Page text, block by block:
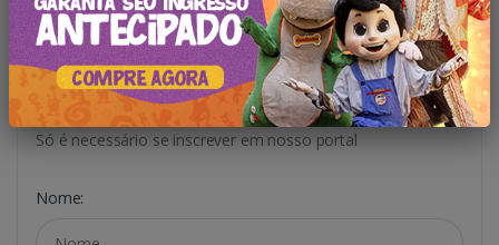
Oferta Exclusiva!
Só é necessário se inscrever em nosso portal
Nome: